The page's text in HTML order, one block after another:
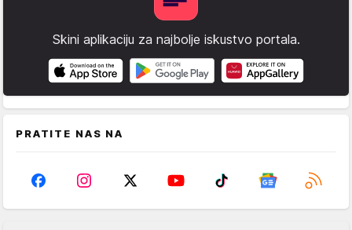
Skini aplikaciju za najbolje iskustvo portala.
PRATITE NAS NA